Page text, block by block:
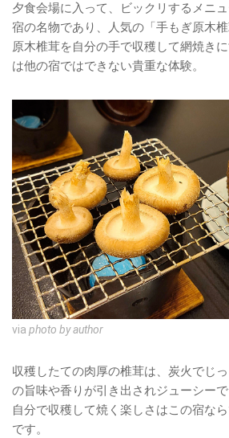
夕食会場に入って、ビックリするメニュ
宿の名物であり、人気の「手もぎ原木椎
原木椎茸を自分の手で収穫して網焼き
は他の宿ではできない貴重な体験。
via photo by author
収穫したての肉厚の椎茸は、炭火でじ
の旨味や香りが引き出されジューシーで
自分で収穫して焼く楽しさはこの宿な
です。